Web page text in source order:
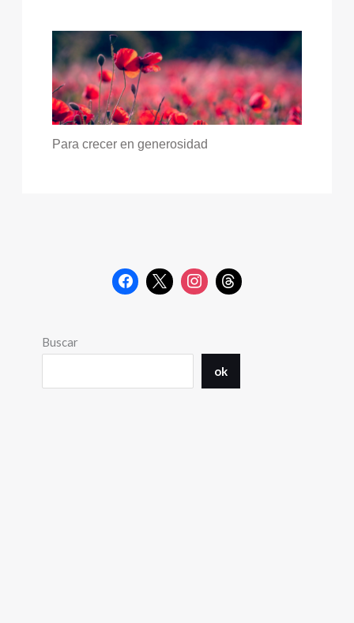
Para crecer en generosidad
Buscar
ok